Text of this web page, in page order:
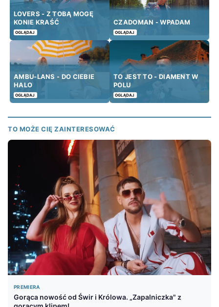
LOVERS - Z TOBĄ MOGĘ
KONIE KRAŚĆ
OGLĄDAJ
CZADOMAN - WPADAM
OGLĄDAJ
AMBU-LANS - DO CIEBIE
HALO
OGLĄDAJ
TO JEST TO - DIAMENT W
POLU
OGLĄDAJ
TO MOŻE CIĘ ZAINTERESOWAĆ
PREMIERA
Gorąca nowość od Świr i Królowa. „Zapalniczka" z